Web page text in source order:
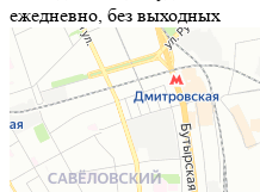
ежедневно, без выходных